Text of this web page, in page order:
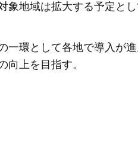
地域は拡大する予定とし
一環として各地で導入が
向上を目指す。